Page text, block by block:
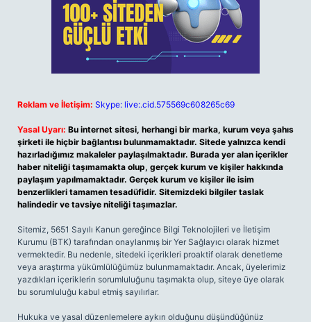
Reklam ve İletişim: Skype: live:.cid.575569c608265c69
Yasal Uyarı: Bu internet sitesi, herhangi bir marka, kurum veya şahıs
şirketi ile hiçbir bağlantısı bulunmamaktadır. Sitede yalnızca kendi
hazırladığımız makaleler paylaşılmaktadır. Burada yer alan içerikler
haber niteliği taşımamakta olup, gerçek kurum ve kişiler hakkında
paylaşım yapılmamaktadır. Gerçek kurum ve kişiler ile isim
benzerlikleri tamamen tesadüfidir. Sitemizdeki bilgiler taslak
halindedir ve tavsiye niteliği taşımazlar.
Sitemiz, 5651 Sayılı Kanun gereğince Bilgi Teknolojileri ve İletişim
Kurumu (BTK) tarafından onaylanmış bir Yer Sağlayıcı olarak hizmet
vermektedir. Bu nedenle, sitedeki içerikleri proaktif olarak denetleme
veya araştırma yükümlülüğümüz bulunmamaktadır. Ancak, üyelerimiz
yazdıkları içeriklerin sorumluluğunu taşımakta olup, siteye üye olarak
bu sorumluluğu kabul etmiş sayılırlar.
Hukuka ve yasal düzenlemelere aykırı olduğunu düşündüğünüz